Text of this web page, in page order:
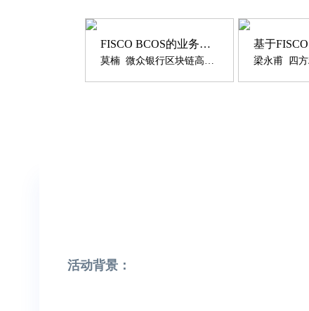
FISCO BCOS的业务实践之路
莫楠 微众银行区块链高级架构师
活动背景：